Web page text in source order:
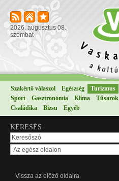
2026. augusztus 08.
szombat
Szakértő válaszol Egészség Turizmus
Sport
Gasztronómia Klíma Tűsarok
Családika
Bizsu Egyéb
KERESÉS
Vissza az előző oldalra